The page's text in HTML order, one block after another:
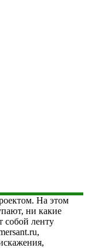
На этом
ни какие
собой ленту